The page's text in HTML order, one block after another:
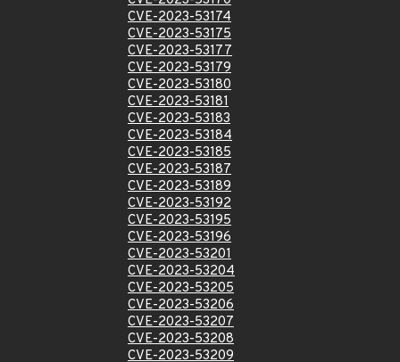
CVE-2023-53174
CVE-2023-53175
CVE-2023-53177
CVE-2023-53179
CVE-2023-53180
CVE-2023-53181
CVE-2023-53183
CVE-2023-53184
CVE-2023-53185
CVE-2023-53187
CVE-2023-53189
CVE-2023-53192
CVE-2023-53195
CVE-2023-53196
CVE-2023-53201
CVE-2023-53204
CVE-2023-53205
CVE-2023-53206
CVE-2023-53207
CVE-2023-53208
CVE-2023-53209